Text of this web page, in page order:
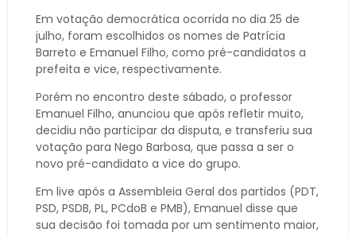
Em votação democrática ocorrida no dia 25 de
julho, foram escolhidos os nomes de Patrícia
Barreto e Emanuel Filho, como pré-candidatos a
prefeita e vice, respectivamente.
Porém no encontro deste sábado, o professor
Emanuel Filho, anunciou que após refletir muito,
decidiu não participar da disputa, e transferiu sua
votação para Nego Barbosa, que passa a ser o
novo pré-candidato a vice do grupo.
Em live após a Assembleia Geral dos partidos (PDT,
PSD, PSDB, PL, PCdoB e PMB), Emanuel disse que
sua decisão foi tomada por um sentimento maior,